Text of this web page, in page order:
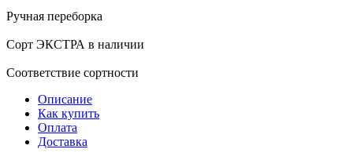
Ручная переборка
Сорт ЭКСТРА в наличии
Соответствие сортности
Описание
Как купить
Оплата
Доставка